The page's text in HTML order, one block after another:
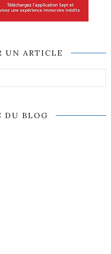
UN ARTICLE
DU BLOG